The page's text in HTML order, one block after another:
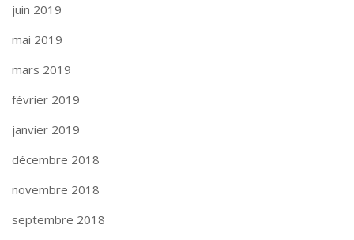
juin 2019
mai 2019
mars 2019
février 2019
janvier 2019
décembre 2018
novembre 2018
septembre 2018